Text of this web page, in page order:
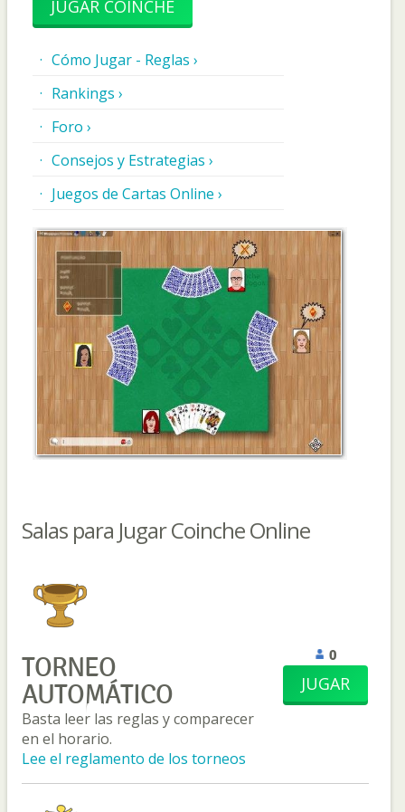
JUGAR COINCHE
Cómo Jugar - Reglas ›
Rankings ›
Foro ›
Consejos y Estrategias ›
Juegos de Cartas Online ›
Salas para Jugar Coinche Online
TORNEO
AUTOMÁTICO
Basta leer las reglas y comparecer
en el horario.
Lee el reglamento de los torneos
0
JUGAR